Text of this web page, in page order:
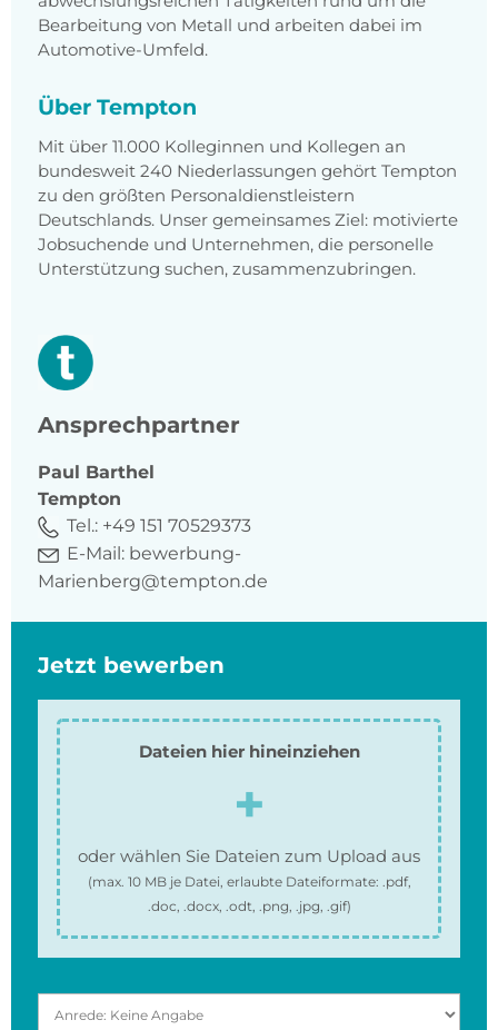
Bearbeitung von Metall und arbeiten dabei im
Automotive-Umfeld.
Über Tempton
Mit über 11.000 Kolleginnen und Kollegen an
bundesweit 240 Niederlassungen gehört Tempton
zu den größten Personaldienstleistern
Deutschlands. Unser gemeinsames Ziel: motivierte
Jobsuchende und Unternehmen, die personelle
Unterstützung suchen, zusammenzubringen.
Ansprechpartner
Paul
Barthel
Tempton
Tel.: +49 151 70529373
E-Mail: bewerbung-
Marienberg@tempton.de
Jetzt bewerben
Dateien hier hineinziehen
oder wählen Sie Dateien zum Upload aus
(max. 10 MBje Datei, erlaubte Dateiformate: .pdf,
.doc, .docx, .odt, .png, .jpg, .gif)